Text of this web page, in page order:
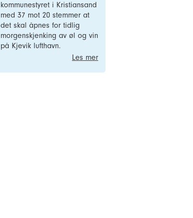
kommunestyret i Kristiansand
med 37 mot 20 stemmer at
det skal åpnes for tidlig
morgenskjenking av øl og vin
på Kjevik lufthavn.
Les mer